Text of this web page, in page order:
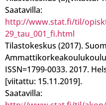
Saatavilla:
http://www.stat.fi/til/
29_tau_001_fi.html
Tilastokeskus (2017).
ISSN=1799-0033. 2017.
[viitattu: 15.11.2019].
Saatavilla: